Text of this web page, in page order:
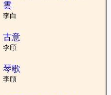
雲
李白
古意
李頎
琴歌
李頎